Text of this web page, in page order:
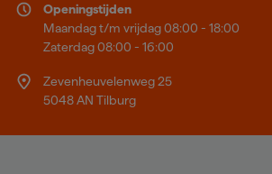
Openingstijden
Maandag t/m vrijdag 08:00 - 18:00
Zaterdag 08:00 - 16:00
Zevenheuvelenweg 25
5048 AN Tilburg